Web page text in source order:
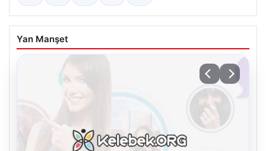
Yan Manşet